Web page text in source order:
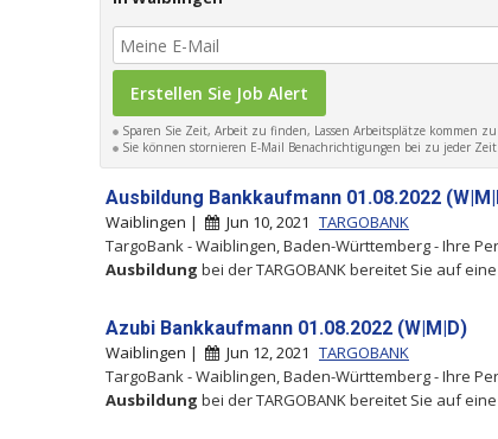
Sparen Sie Zeit, Arbeit zu finden, Lassen Arbeitsplätze kommen
Sie können stornieren E-Mail Benachrichtigungen bei zu jeder Zeit.
Ausbildung Bankkaufmann 01.08.2022
Waiblingen | Jun 10, 2021 TARGOBANK
TargoBank - Waiblingen, Baden-Württemberg - Ihre
Ausbildung bei der TARGOBANK bereitet Sie auf
Azubi Bankkaufmann 01.08.2022 (W|M|D)
Waiblingen | Jun 12, 2021 TARGOBANK
TargoBank - Waiblingen, Baden-Württemberg - Ihre
Ausbildung bei der TARGOBANK bereitet Sie auf